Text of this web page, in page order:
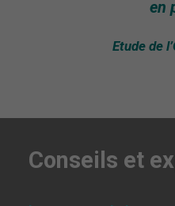
en
Etude de
Conseils et